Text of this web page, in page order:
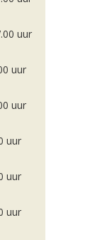
uur
uur
uur
uur
uur
uur